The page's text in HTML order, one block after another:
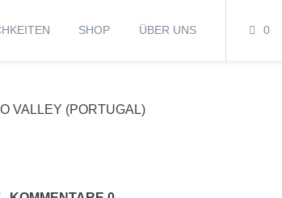
SHOP ÜBER UNS 0
VALLEY (PORTUGAL)